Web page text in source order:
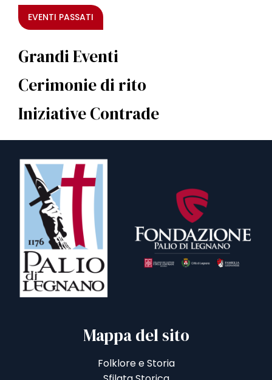
EVENTI PASSATI
Grandi Eventi
Cerimonie di rito
Iniziative Contrade
Mappa del sito
Folklore e Storia